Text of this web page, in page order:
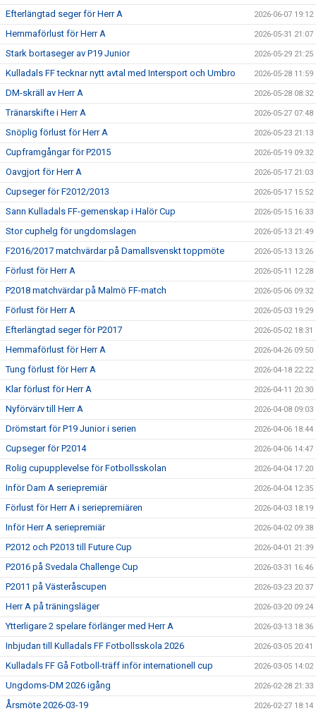
Efterlängtad seger för Herr A 2026-06-07 19:12
Hemmaförlust för Herr A 2026-05-31 21:07
Stark bortaseger av P19 Junior 2026-05-29 21:25
Kulladals FF tecknar nytt avtal med Intersport och Umbro 2026-05-28 11:59
DM-skräll av Herr A 2026-05-28 08:32
Tränarskifte i Herr A 2026-05-27 07:48
Snöplig förlust för Herr A 2026-05-23 21:13
Cupframgångar för P2015 2026-05-19 09:32
Oavgjort för Herr A 2026-05-17 21:03
Cupseger för F2012/2013 2026-05-17 15:52
Sann Kulladals FF-gemenskap i Halör Cup 2026-05-15 16:33
Stor cuphelg för ungdomslagen 2026-05-13 21:49
F2016/2017 matchvärdar på Damallsvenskt toppmöte 2026-05-13 13:26
Förlust för Herr A 2026-05-11 12:28
P2018 matchvärdar på Malmö FF-match 2026-05-06 09:32
Förlust för Herr A 2026-05-03 19:29
Efterlängtad seger för P2017 2026-05-02 18:31
Hemmaförlust för Herr A 2026-04-26 09:50
Tung förlust för Herr A 2026-04-18 22:22
Klar förlust för Herr A 2026-04-11 20:30
Nyförvärv till Herr A 2026-04-08 09:03
Drömstart för P19 Junior i serien 2026-04-06 18:44
Cupseger för P2014 2026-04-06 14:47
Rolig cupupplevelse för Fotbollsskolan 2026-04-04 17:20
Inför Dam A seriepremiär 2026-04-04 12:35
Förlust för Herr A i seriepremiären 2026-04-03 18:19
Inför Herr A seriepremiär 2026-04-02 09:38
P2012 och P2013 till Future Cup 2026-04-01 21:39
P2016 på Svedala Challenge Cup 2026-03-31 16:46
P2011 på Västeråscupen 2026-03-23 20:37
Herr A på träningsläger 2026-03-20 09:24
Ytterligare 2 spelare förlänger med Herr A 2026-03-13 18:36
Inbjudan till Kulladals FF Fotbollsskola 2026 2026-03-05 20:41
Kulladals FF Gå Fotboll-träff inför internationell cup 2026-03-05 14:02
Ungdoms-DM 2026 igång 2026-02-28 21:33
Årsmöte 2026-03-19 2026-02-27 18:14